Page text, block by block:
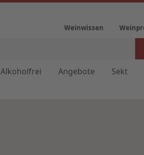
Weinwissen
Alkoholfrei Angebote Sekt